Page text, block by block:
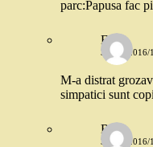
parc:Papusa fac
Ella
3 MAI 2016/
M-a distrat
simpatici sunt
Rox
3 MAI 2016/